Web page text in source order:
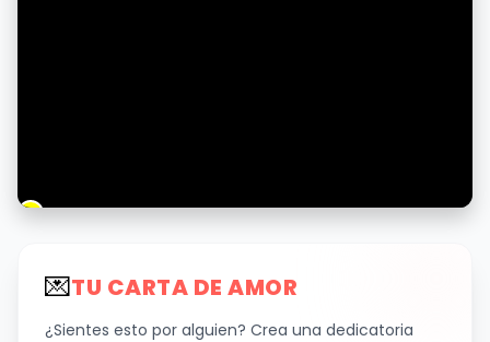
💌TU CARTA DE AMOR
¿Sientes esto por alguien? Crea una dedicatoria